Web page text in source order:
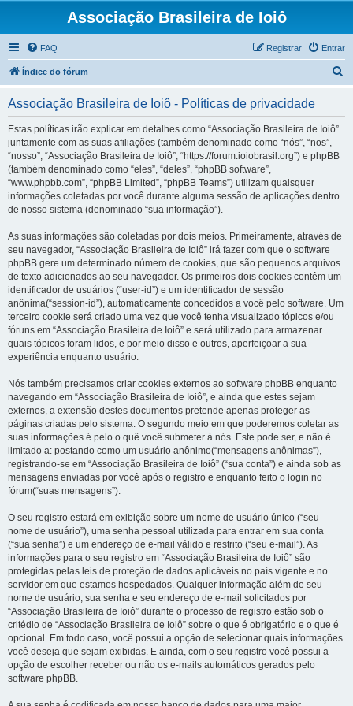
Associação Brasileira de Ioiô
FAQ Entrar
Registrar
Índice do fórum
Associação Brasileira de Ioiô - Políticas de privacidade
Estas políticas irão explicar em detalhes como “Associação Brasileira de Ioiô”
juntamente com as suas afiliações (também denominado como “nós”, “nos”,
“nosso”, “Associação Brasileira de Ioiô”, “https://forum.ioiobrasil.org”) e phpBB
(também denominado como “eles”, “deles”, “phpBB software”,
“www.phpbb.com”, “phpBB Limited”, “phpBB Teams”) utilizam quaisquer
informações coletadas por você durante alguma sessão de aplicações dentro
de nosso sistema (denominado “sua informação”).
As suas informações são coletadas por dois meios. Primeiramente, através de
seu navegador, “Associação Brasileira de Ioiô” irá fazer com que o software
phpBB gere um determinado número de cookies, que são pequenos arquivos
de texto adicionados ao seu navegador. Os primeiros dois cookies contêm um
identificador de usuários (“user-id”) e um identificador de sessão
anônima(“session-id”), automaticamente concedidos a você pelo software. Um
terceiro cookie será criado uma vez que você tenha visualizado tópicos e/ou
fóruns em “Associação Brasileira de Ioiô” e será utilizado para armazenar
quais tópicos foram lidos, e por meio disso e outros, aperfeiçoar a sua
experiência enquanto usuário.
Nós também precisamos criar cookies externos ao software phpBB enquanto
navegando em “Associação Brasileira de Ioiô”, e ainda que estes sejam
externos, a extensão destes documentos pretende apenas proteger as
páginas criadas pelo sistema. O segundo meio em que poderemos coletar as
suas informações é pelo o quê você submeter à nós. Este pode ser, e não é
limitado a: postando como um usuário anônimo(“mensagens anônimas”),
registrando-se em “Associação Brasileira de Ioiô” (“sua conta”) e ainda sob as
mensagens enviadas por você após o registro e enquanto feito o login no
fórum(“suas mensagens”).
O seu registro estará em exibição sobre um nome de usuário único (“seu
nome de usuário”), uma senha pessoal utilizada para entrar em sua conta
(“sua senha”) e um endereço de e-mail válido e restrito (“seu e-mail”). As
informações para o seu registro em “Associação Brasileira de Ioiô” são
protegidas pelas leis de proteção de dados aplicáveis no país vigente e no
servidor em que estamos hospedados. Qualquer informação além de seu
nome de usuário, sua senha e seu endereço de e-mail solicitados por
“Associação Brasileira de Ioiô” durante o processo de registro estão sob o
critédio de “Associação Brasileira de Ioiô” sobre o que é obrigatório e o que é
opcional. Em todo caso, você possui a opção de selecionar quais informações
você deseja que sejam exibidas. E ainda, com o seu registro você possui a
opção de escolher receber ou não os e-mails automáticos gerados pelo
software phpBB.